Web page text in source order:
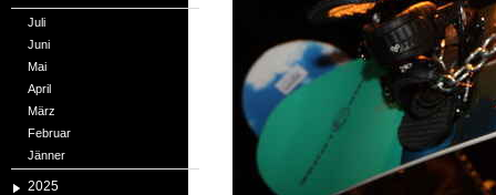
Juli
Juni
Mai
April
März
Februar
Jänner
2025